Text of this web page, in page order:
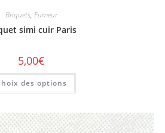
Briquets, Fumeur
simi cuir Paris
5,00€
des options